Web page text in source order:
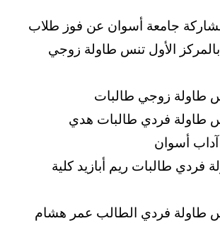
جامعة أسوان عن فوز طلاب
الأول تنس طاولة زوجي
طاولة زوجي طالبات
طاولة فردي طالبات هدي
أسوان
فردي طالبات ريم أبازيد كلية
طاولة فردي الطالب عمر هشام